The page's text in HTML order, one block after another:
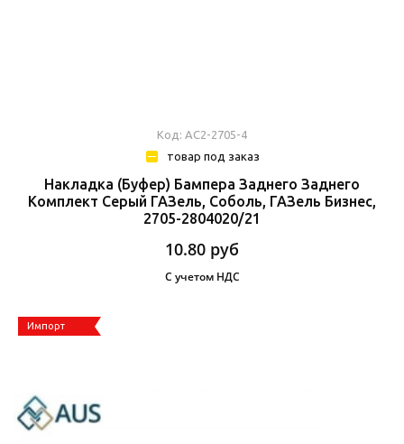
Код: АС2-2705-4
товар под заказ
Накладка (буфер) Бампера Заднего Заднего
Комплект Серый ГАЗель, Соболь, ГАЗель Бизнес,
2705-2804020/21
10.80 руб
С учетом НДС
Импорт